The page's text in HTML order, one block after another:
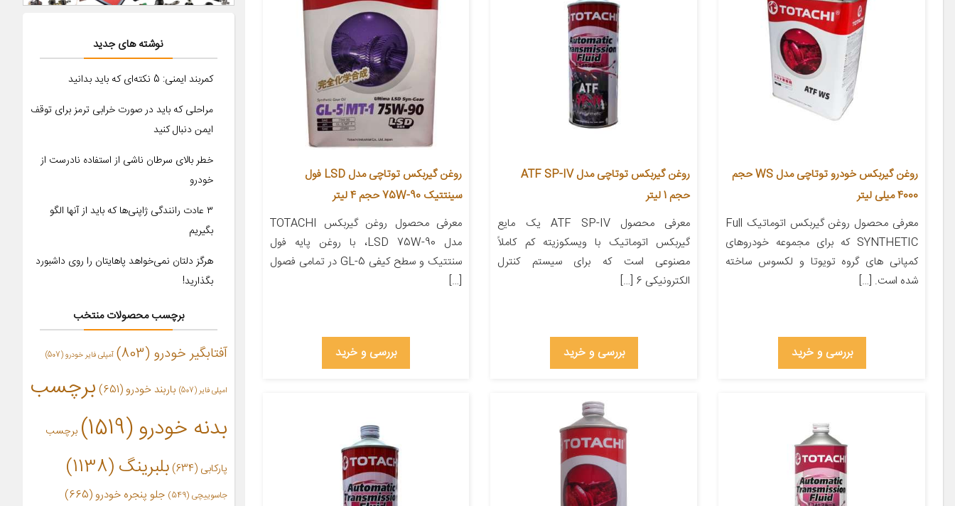
روغن گیربکس خودرو توتاچی مدل WS حجم
4000 میلی لیتر
معرفی محصول روغن گیربکس اتوماتیک Full
SYNTHETIC که برای مجموعه خودروهای
کمپانی های گروه تویوتا و لکسوس ساخته
شده است. […]
بررسی و خرید
روغن گیربکس توتاچی مدل ATF SP-IV
حجم 1 لیتر
معرفی محصول ATF SP-IV یک مایع
گیربکس اتوماتیک با ویسکوزیته کم کاملاً
مصنوعی است که برای سیستم کنترل
الکترونیکی 6 […]
بررسی و خرید
روغن گیربکس توتاچی مدل LSD فول
سینتتیک 75W-90 حجم 4 لیتر
معرفی محصول روغن گیربکس TOTACHI
مدل LSD 75W-90، با روغن پایه فول
سنتتیک و سطح کیفی GL-5 در تمامی فصول
[…]
بررسی و خرید
نوشته های جدید
کمربند ایمنی: 5 نکته‌ای که باید بدانید
مراحلی که باید در صورت خرابی ترمز برای توقف
ایمن دنبال کنید
خطر بالای سرطان ناشی از استفاده نادرست از
خودرو
۳ عادت رانندگی ژاپنی‌ها که باید از آنها الگو
بگیریم
هرگز دلتان نمی‌خواهد پاهایتان را روی داشبورد
بگذارید!
برچسب محصولات منتخب
آفتابگیر خودرو (803) آمپلی فایر خودرو(507)
امپلی فایر (507) باربند خودرو(651)
برچسب
بدنه خودرو(1519) برچسب
پارکابی (634) بلبرینگ(1138)
جاسوییچی (549) جلو پنجره خودرو (665)